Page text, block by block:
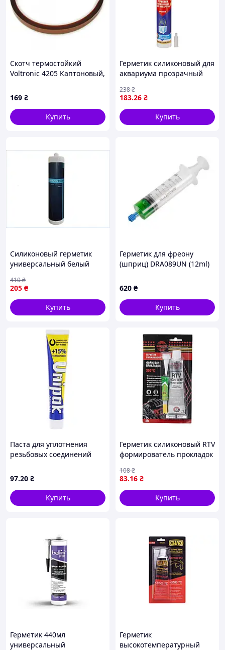
Для комфортного ремонта рекомендуем Вам
Скотч термостойкий
Voltronic 4205 Каптоновый,
элементов на плате, 8
169 ₴
Купить
Герметик силиконовый для
аквариума прозрачный
(2731961)
183.26 ₴
238₴
Купить
Силиконовый герметик
универсальный белый
швов и склеивания
непористых поверхностей
205 ₴
410₴
Купить
Герметик для фреону
(шприц) DRA089UN (12ml)
обладнанні
620 ₴
Купить
Паста для уплотнения
резьбовых соединений
(UP0578)
97.20 ₴
Купить
Герметик силиконовый RTV
формирователь прокладок
+300°С серый 85г ОАЭ
ASMACO (6371241)
83.16 ₴
108₴
Купить
Герметик 440мл
универсальный
Герметик
высокотемпературный